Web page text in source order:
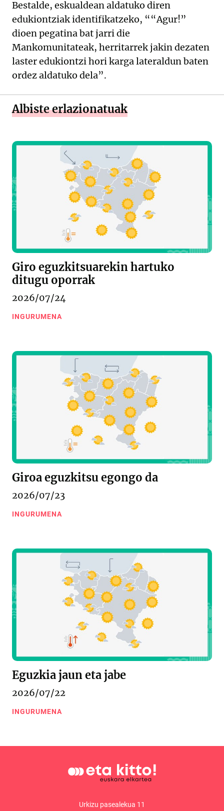
Bestalde, eskualdean aldatuko diren
edukiontziak identifikatzeko, ““Agur!”
dioen pegatina bat jarri die
Mankomunitateak, herritarrek jakin dezaten
laster edukiontzi hori karga lateraldun baten
ordez aldatuko dela”.
Albiste erlazionatuak
Giro eguzkitsuarekin hartuko
ditugu oporrak
2026/07/24
INGURUMENA
Giroa eguzkitsu egongo da
2026/07/23
INGURUMENA
Eguzkia jaun eta jabe
2026/07/22
INGURUMENA
Urkizu pasealekua 11